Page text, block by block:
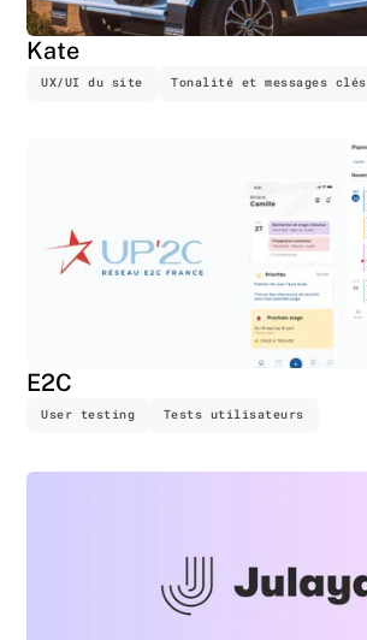
Kate
UX/UI du site Tonalité et messages clés
E2C
User testing Tests utilisateurs